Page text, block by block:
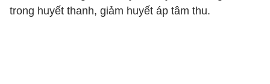
trong huyết thanh, giảm huyết áp tâm thu.